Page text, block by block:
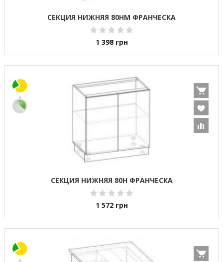
СЕКЦИЯ НИЖНЯЯ 80НМ ФРАНЧЕСКА
1 398 грн
СЕКЦИЯ НИЖНЯЯ 80Н ФРАНЧЕСКА
1 572 грн